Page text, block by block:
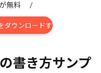
無料 /
ダウンロードする
書き方サンプ